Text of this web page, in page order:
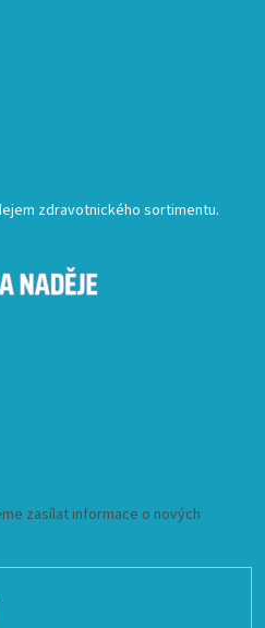
zdravotnického sortimentu.
zasílat informace o nových